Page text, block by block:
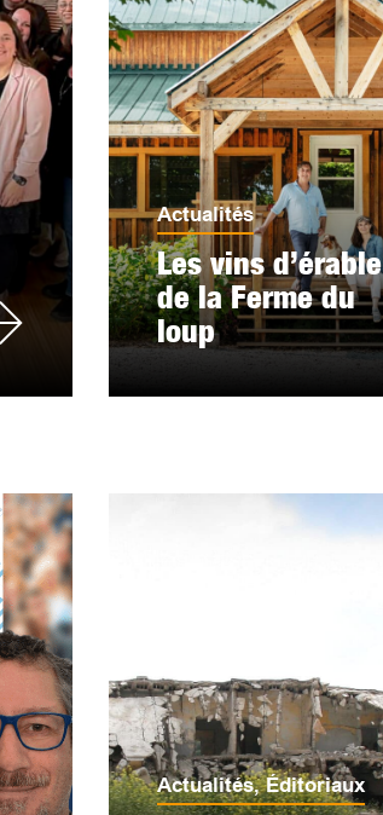
Actualités
Les vins d’érable
de la Ferme du
loup
Actualités,Éditoriaux